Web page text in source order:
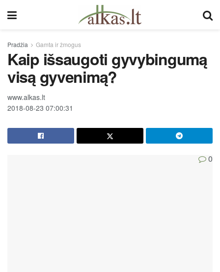
Pradžia Gamta ir žmogus
Kaip išsaugoti gyvybingumą
visą gyvenimą?
www.alkas.lt
2018-08-23 07:00:31
0